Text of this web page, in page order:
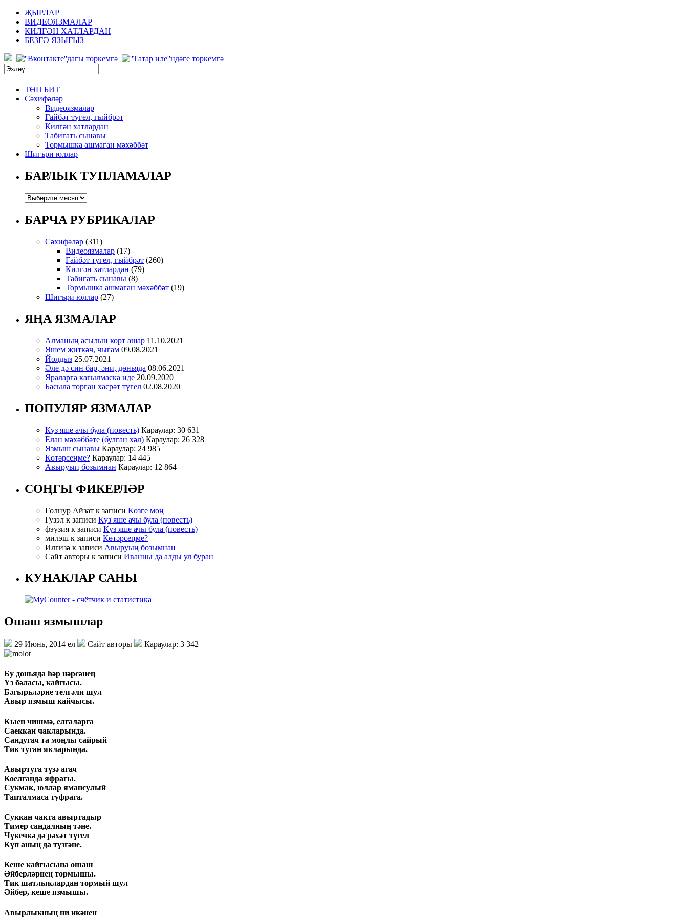
ҖЫРЛАР
ВИДЕОЯЗМАЛАР
КИЛГӘН ХАТЛАРДАН
БЕЗГӘ ЯЗЫГЫЗ
ТӨП БИТ
Сәхифәләр
Видеоязмалар
Гайбәт түгел, гыйбрәт
Килгән хатлардан
Табигать сынавы
Тормышка ашмаган мәхәббәт
Шигъри юллар
БАРЛЫК ТУПЛАМАЛАР
БАРЧА РУБРИКАЛАР
Сәхифәләр (311)
Видеоязмалар (17)
Гайбәт түгел, гыйбрәт (260)
Килгән хатлардан (79)
Табигать сынавы (8)
Тормышка ашмаган мәхәббәт (19)
Шигъри юллар (27)
ЯҢА ЯЗМАЛАР
Алманың асылын корт ашар 11.10.2021
Яшем җиткәч, чыгам 09.08.2021
Йолдыз 25.07.2021
Әле дә син бар, әни, дөньяда 08.06.2021
Яраларга кагылмаска иде 20.09.2020
Басыла торган хасрәт түгел 02.08.2020
ПОПУЛЯР ЯЗМАЛАР
Күз яше ачы була (повесть) Караулар: 30 631
Елан мәхәббәте (булган хәл) Караулар: 26 328
Язмыш сынавы Караулар: 24 985
Көтәрсеңме? Караулар: 14 445
Авыруың бозымнан Караулар: 12 864
СОҢГЫ ФИКЕРЛӘР
Гөлнур Айзат к записи Көзге моң
Гузэл к записи Күз яше ачы була (повесть)
фэузия к записи Күз яше ачы була (повесть)
милэш к записи Көтәрсеңме?
Илгизә к записи Авыруың бозымнан
Сайт авторы к записи Иванны да алды ул буран
КУНАКЛАР САНЫ
Ошаш язмышлар
29 Июнь, 2014 ел Сайт авторы Караулар: 3 342
Бу дөньяда һәр нәрсәнең
Үз бәласы, кайгысы.
Бәгырьләрне телгәли шул
Авыр язмыш кайчысы.
Кыен чишмә, елгаларга
Саеккан чакларында.
Сандугач та моңлы сайрый
Тик туган якларында.
Авыртуга түзә агач
Коелганда яфрагы.
Сукмак, юллар ямансулый
Тапталмаса туфрага.
Суккан чакта авыртадыр
Тимер сандалның тәне.
Чүкечкә дә рәхәт түгел
Күп аның да түзгәне.
Кеше кайгысына ошаш
Әйберләрнең тормышы.
Тик шатлыклардан тормый шул
Әйбер, кеше язмышы.
Авырлыкның ни икәнен